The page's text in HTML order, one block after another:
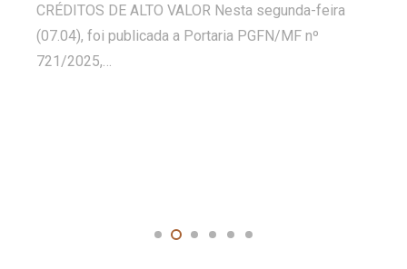
CRÉDITOS DE ALTO VALOR Nesta segunda-feira
(07.04), foi publicada a Portaria PGFN/MF nº
721/2025,…